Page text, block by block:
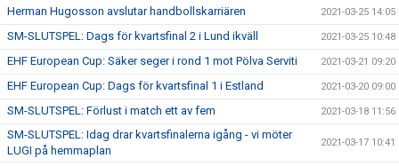
Herman Hugosson avslutar handbollskarriären 2021-03-25 14:05
SM-SLUTSPEL: Dags för kvartsfinal 2 i Lund ikväll 2021-03-25 10:48
EHF European Cup: Säker seger i rond 1 mot Pölva Serviti 2021-03-21 09:20
EHF European Cup: Dags för kvartsfinal 1 i Estland 2021-03-20 09:00
SM-SLUTSPEL: Förlust i match ett av fem 2021-03-18 11:56
SM-SLUTSPEL: Idag drar kvartsfinalerna igång - vi möter
LUGI på hemmaplan
2021-03-17 10:41